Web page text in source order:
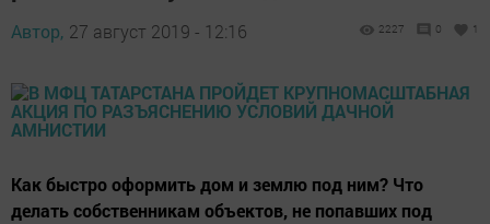
Автор, 27 август 2019 - 12:16 2227 0 1
Как быстро оформить дом и землю под ним? Что
делать собственникам объектов, не попавших под